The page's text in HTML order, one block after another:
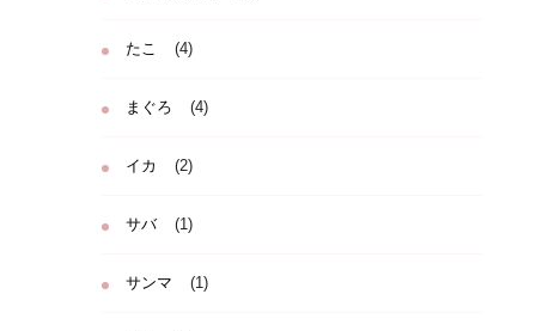
たこ (4)
まぐろ (4)
イカ (2)
サバ (1)
サンマ (1)